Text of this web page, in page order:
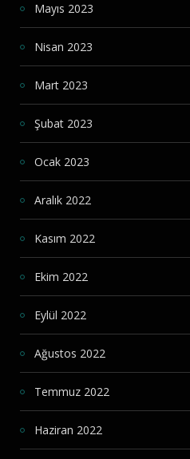
Mayıs 2023
Nisan 2023
Mart 2023
Şubat 2023
Ocak 2023
Aralık 2022
Kasım 2022
Ekim 2022
Eylül 2022
Ağustos 2022
Temmuz 2022
Haziran 2022